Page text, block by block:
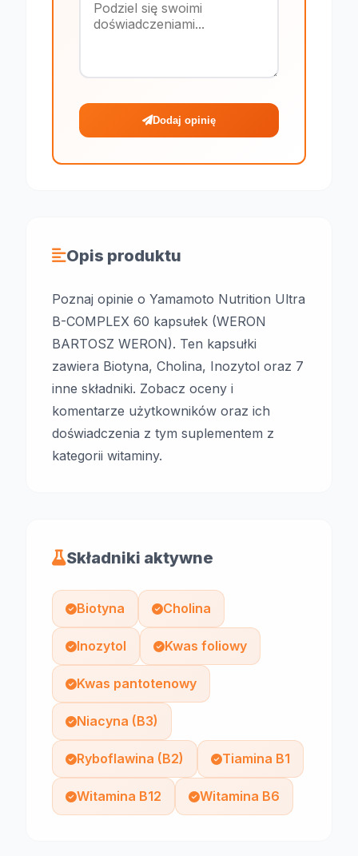
Dodaj opinię
Opis produktu
Poznaj opinie o Yamamoto Nutrition Ultra
B-COMPLEX 60 kapsułek (WERON
BARTOSZ WERON). Ten kapsułki
zawiera Biotyna, Cholina, Inozytol oraz 7
inne składniki. Zobacz oceny i
komentarze użytkowników oraz ich
doświadczenia z tym suplementem z
kategorii witaminy.
Składniki aktywne
Biotyna Cholina
Inozytol Kwas foliowy
Kwas pantotenowy
Niacyna (B3)
Ryboflawina (B2) Tiamina B1
Witamina B12 Witamina B6